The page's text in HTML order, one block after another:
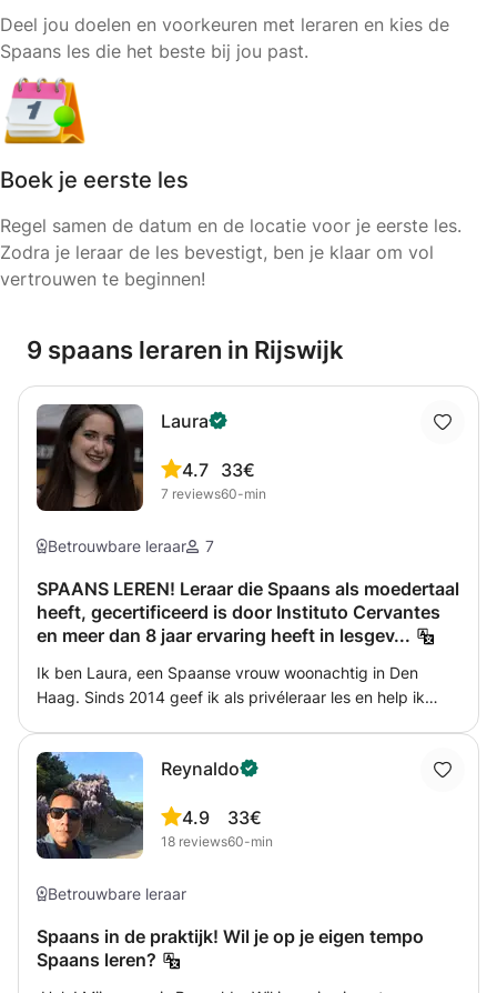
Deel jou doelen en voorkeuren met leraren en kies de
Spaans les die het beste bij jou past.
Boek je eerste les
Regel samen de datum en de locatie voor je eerste les.
Zodra je leraar de les bevestigt, ben je klaar om vol
vertrouwen te beginnen!
9 spaans leraren in Rijswijk
Laura
4.7
7 reviews
33€
60-min
Betrouwbare leraar 7
SPAANS LEREN! Leraar die Spaans als moedertaal
heeft, gecertificeerd is door Instituto Cervantes
en meer dan 8 jaar ervaring heeft in lesgev...
Ik ben Laura, een Spaanse vrouw woonachtig in Den
Haag. Sinds 2014 geef ik als privéleraar les en help ik
verschillende scholen in Madrid (buitenschoolse
activiteiten) voor kinderen tussen 3 en 10 jaar oud. Ik
werk sinds 2019 als docent Spaans in verschillende
landen en help talloze studenten hun spreek-, luister- en
Diëtetiek (4 jaar bachelor) gestudeerd aan de
door mijn liefde voor talen, heb ik de BA in Taalkunde
afgerond aan de Universiteit Leiden, na de specialisatie
Reynaldo
4.9
18 reviews
33€
60-min
Betrouwbare leraar
Spaans in de praktijk! Wil je op je eigen tempo
Spaans leren?